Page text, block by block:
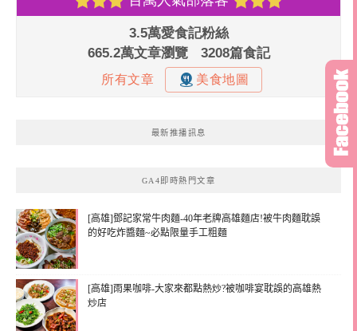
最新推播訊息
GA4即時熱門文章
[高雄]鄧記家常牛肉麵-40年老牌高雄麵店!被牛肉麵耽誤
的好吃炸醬麵~必點限量手工粗麵
[高雄]雨果咖啡-大家來都點熱炒?被咖啡宴耽誤的高雄熱
炒店